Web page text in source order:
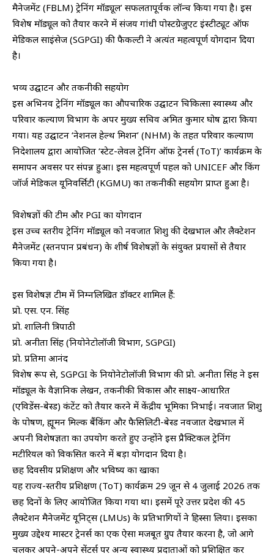
मैनेजमेंट (FBLM) ट्रेनिंग मॉड्यूल’ सफलतापूर्वक लॉन्च किया गया है। इस
विशेष मॉड्यूल को तैयार करने में संजय गांधी पोस्टग्रेजुएट इंस्टीट्यूट ऑफ
मेडिकल साइंसेज (SGPGI) की फैकल्टी ने अत्यंत महत्वपूर्ण योगदान दिया
है।
​भव्य उद्घाटन और तकनीकी सहयोग
​इस अभिनव ट्रेनिंग मॉड्यूल का औपचारिक उद्घाटन चिकित्सा स्वास्थ्य और
परिवार कल्याण विभाग के अपर मुख्य सचिव अमित कुमार घोष द्वारा किया
गया। यह उद्घाटन ‘नेशनल हेल्थ मिशन’ (NHM) के तहत परिवार कल्याण
निदेशालय द्वारा आयोजित ‘स्टेट-लेवल ट्रेनिंग ऑफ ट्रेनर्स (ToT)’ कार्यक्रम के
समापन अवसर पर संपन्न हुआ। इस महत्वपूर्ण पहल को UNICEF और किंग
जॉर्ज मेडिकल यूनिवर्सिटी (KGMU) का तकनीकी सहयोग प्राप्त हुआ है।
​विशेषज्ञों की टीम और PGI का योगदान
​इस उच्च स्तरीय ट्रेनिंग मॉड्यूल को नवजात शिशु की देखभाल और लैक्टेशन
मैनेजमेंट (स्तनपान प्रबंधन) के शीर्ष विशेषज्ञों के संयुक्त प्रयासों से तैयार
किया गया है।
इस विशेषज्ञ टीम में निम्नलिखित डॉक्टर शामिल हैं:
​प्रो. एस. एन. सिंह
​प्रो. शालिनी त्रिपाठी
​प्रो. अनीता सिंह (नियोनेटोलॉजी विभाग, SGPGI)
​प्रो. प्रतिमा आनंद
​विशेष रूप से, SGPGI के नियोनेटोलॉजी विभाग की प्रो. अनीता सिंह ने इस
मॉड्यूल के वैज्ञानिक लेखन, तकनीकी विकास और साक्ष्य-आधारित
(एविडेंस-बेस्ड) कंटेंट को तैयार करने में केंद्रीय भूमिका निभाई। नवजात शिशु
के पोषण, ह्यूमन मिल्क बैंकिंग और फैसिलिटी-बेस्ड नवजात देखभाल में
अपनी विशेषज्ञता का उपयोग करते हुए उन्होंने इस प्रैक्टिकल ट्रेनिंग
मटीरियल को विकसित करने में बड़ा योगदान दिया है।
​छह दिवसीय प्रशिक्षण और भविष्य का खाका
​यह राज्य-स्तरीय प्रशिक्षण (ToT) कार्यक्रम 29 जून से 4 जुलाई 2026 तक
छह दिनों के लिए आयोजित किया गया था। इसमें पूरे उत्तर प्रदेश की 45
लैक्टेशन मैनेजमेंट यूनिट्स (LMUs) के प्रतिभागियों ने हिस्सा लिया। इसका
मुख्य उद्देश्य मास्टर ट्रेनर्स का एक ऐसा मजबूत ग्रुप तैयार करना है, जो आगे
चलकर अपने-अपने सेंटर्स पर अन्य स्वास्थ्य प्रदाताओं को प्रशिक्षित कर